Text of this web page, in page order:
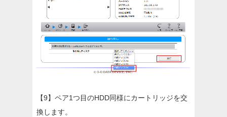
【9】ペア1つ目のHDD同様にカートリッジを交
換します。